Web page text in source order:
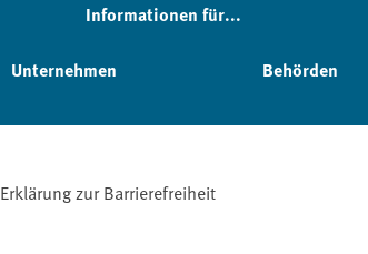
Informationen für...
Unternehmen Behörden
Erklärung zur Barrierefreiheit